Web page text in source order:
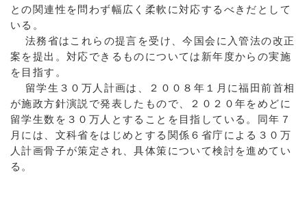
との関連性を問わず幅広く柔軟に対応するべきだとして
いる。
法務省はこれらの提言を受け、今国会に入管法の改正
案を提出。対応できるものについては新年度からの実施
を目指す。
留学生３０万人計画は、２００８年１月に福田前首相
が施政方針演説で発表したもので、２０２０年をめどに
留学生数を３０万人とすることを目指している。同年７
月には、文科省をはじめとする関係６省庁による３０万
人計画骨子が策定され、具体策について検討を進めてい
る。